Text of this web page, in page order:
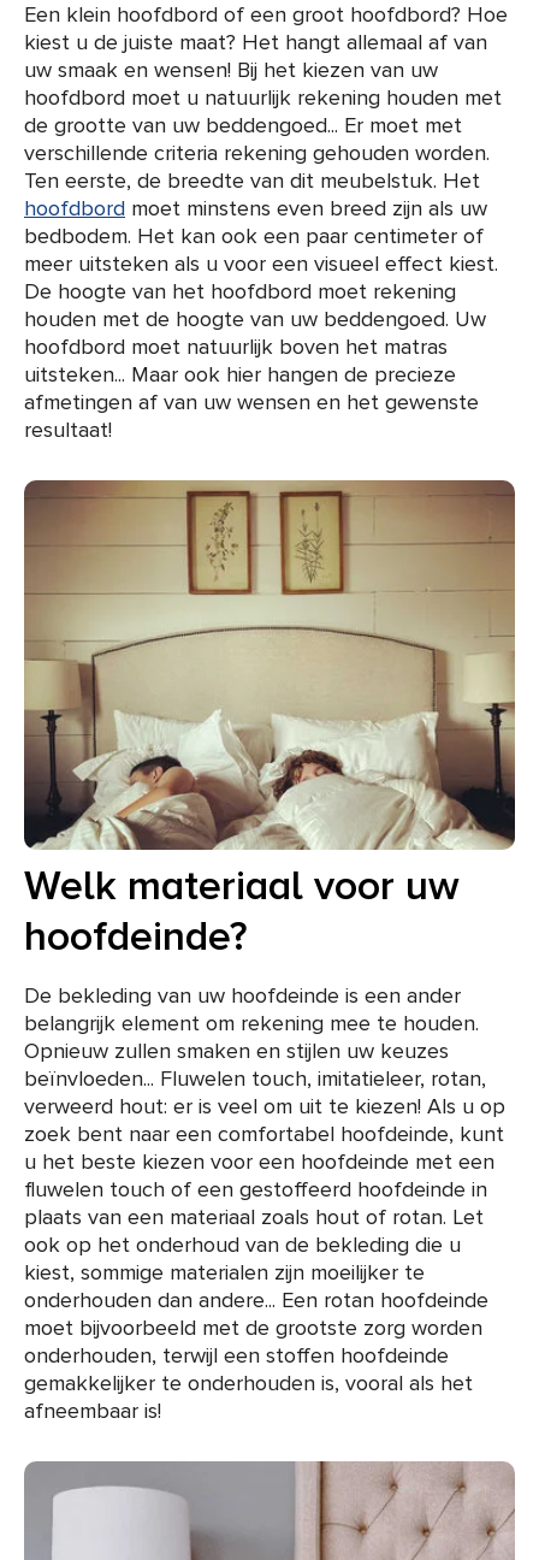
Een klein hoofdbord of een groot hoofdbord? Hoe
kiest u de juiste maat? Het hangt allemaal af van
uw smaak en wensen! Bij het kiezen van uw
hoofdbord moet u natuurlijk rekening houden met
de grootte van uw beddengoed... Er moet met
verschillende criteria rekening gehouden worden.
Ten eerste, de breedte van dit meubelstuk. Het
hoofdbord moet minstens even breed zijn als uw
bedbodem. Het kan ook een paar centimeter of
meer uitsteken als u voor een visueel effect kiest.
De hoogte van het hoofdbord moet rekening
houden met de hoogte van uw beddengoed. Uw
hoofdbord moet natuurlijk boven het matras
uitsteken... Maar ook hier hangen de precieze
afmetingen af van uw wensen en het gewenste
resultaat!
Welk materiaal voor uw
hoofdeinde?
De bekleding van uw hoofdeinde is een ander
belangrijk element om rekening mee te houden.
Opnieuw zullen smaken en stijlen uw keuzes
beïnvloeden... Fluwelen touch, imitatieleer, rotan,
verweerd hout: er is veel om uit te kiezen! Als u op
zoek bent naar een comfortabel hoofdeinde, kunt
u het beste kiezen voor een hoofdeinde met een
fluwelen touch of een gestoffeerd hoofdeinde in
plaats van een materiaal zoals hout of rotan. Let
ook op het onderhoud van de bekleding die u
kiest, sommige materialen zijn moeilijker te
onderhouden dan andere... Een rotan hoofdeinde
moet bijvoorbeeld met de grootste zorg worden
onderhouden, terwijl een stoffen hoofdeinde
gemakkelijker te onderhouden is, vooral als het
afneembaar is!